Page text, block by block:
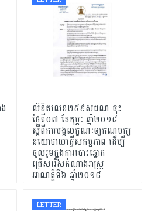
លិខិតលេខ២៥៩សជណ ចុះ
ថ្ងៃទី០៧ ខែកុម្ភៈ ឆ្នាំ២០១៨
ស្តីពីការបង្កលក្ខណៈឲ្យគណបក្យ
នយោបាយធ្វើសកម្មភាព ដើម្បី
ចូលរួមក្នុងការបោះឆ្នោត
ជ្រើសរើសតំណាងរាស្ត្រ
អាណត្តិទី៦ ឆ្នាំ២០១៨
LETTER